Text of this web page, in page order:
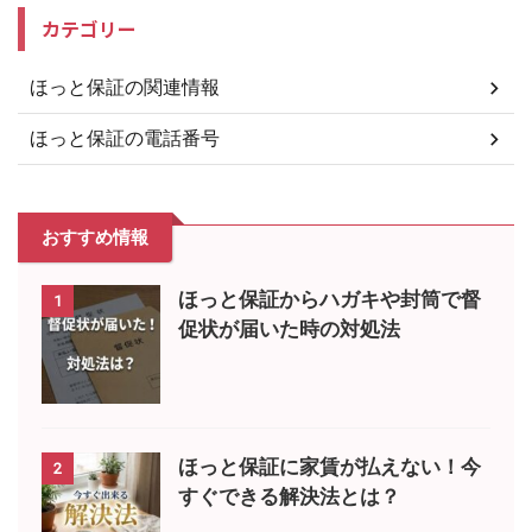
カテゴリー
ほっと保証の関連情報
ほっと保証の電話番号
おすすめ情報
1
ほっと保証からハガキや封筒で督
促状が届いた時の対処法
2
ほっと保証に家賃が払えない！今
すぐできる解決法とは？